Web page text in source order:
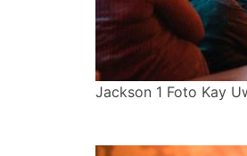
Jackson 1 Foto Kay